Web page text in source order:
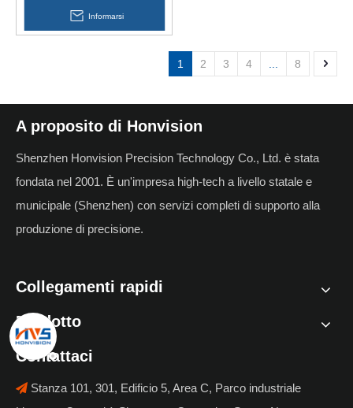
Informarsi
1 2 3 4 8
A proposito di Honvision
Shenzhen Honvision Precision Technology Co., Ltd. è stata
fondata nel 2001. È un'impresa high-tech a livello statale e
municipale (Shenzhen) con servizi completi di supporto alla
produzione di precisione.
Collegamenti rapidi
Prodotto
Contattaci
 Stanza 101, 301, Edificio 5, Area C, Parco industriale